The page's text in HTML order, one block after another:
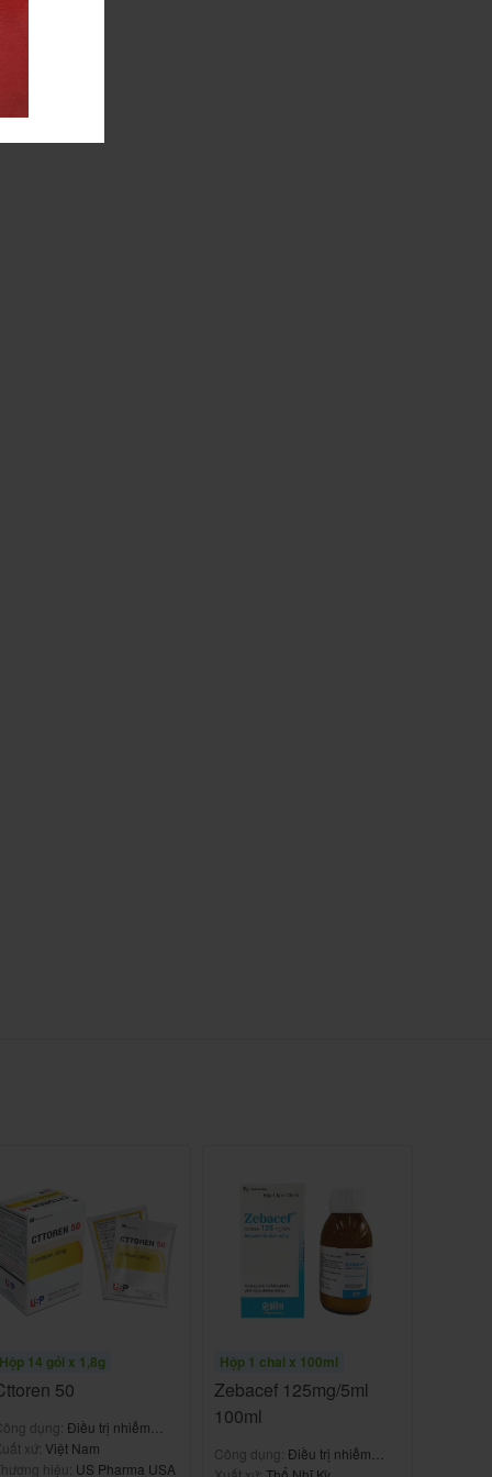
Hộp 14 gói x 1,8g
50
dụng: Điều trị nhiễm
xứ: Việt Nam
hiệu: US Pharma USA
Hộp 1 chai x 100ml
Zebacef 125mg/5ml
100ml
Công dụng: Điều trị nhiễm